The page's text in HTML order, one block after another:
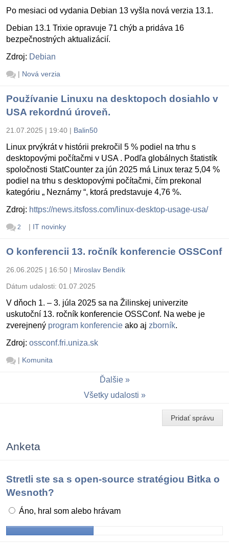
Po mesiaci od vydania Debian 13 vyšla nová verzia 13.1.
Debian 13.1 Trixie opravuje 71 chýb a pridáva 16
bezpečnostných aktualizácií.
Zdroj: Debian
| Nová verzia
Používanie Linuxu na desktopoch dosiahlo v
USA rekordnú úroveň.
21.07.2025 | 19:40 | Balin50
Linux prvýkrát v histórii prekročil 5 % podiel na trhu s
desktopovými počítačmi v USA . Podľa globálnych štatistík
spoločnosti StatCounter za jún 2025 má Linux teraz 5,04 %
podiel na trhu s desktopovými počítačmi, čím prekonal
kategóriu „ Neznámy “, ktorá predstavuje 4,76 %.
Zdroj: https://news.itsfoss.com/linux-desktop-usage-usa/
2 | IT novinky
O konferencii 13. ročník konferencie OSSConf
26.06.2025 | 16:50 | Miroslav Bendík
Dátum udalosti: 01.07.2025
V dňoch 1. – 3. júla 2025 sa na Žilinskej univerzite
uskutoční 13. ročník konferencie OSSConf. Na webe je
zverejnený program konferencie ako aj zborník.
Zdroj: ossconf.fri.uniza.sk
| Komunita
Ďalšie
Všetky udalosti
Pridať správu
Anketa
Stretli ste sa s open-source stratégiou Bitka o
Wesnoth?
Áno, hral som alebo hrávam